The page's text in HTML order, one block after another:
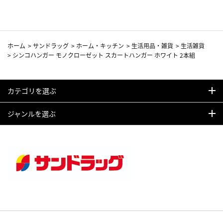
ホーム >サンドラッグ > ホーム・キッチン > 生活用品・雑貨 > 生活雑貨
> シンコハンガー モノクローゼット スカートハンガー ホワイト 2本組
カテゴリを選ぶ
ジャンルを選ぶ